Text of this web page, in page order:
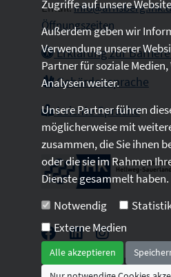
Email:
Öffnungszeiten
Erklärung zur
Gebärdensprache
Leichte Sprache
2026 © All Rights
Zugriffe auf unsere
Außerdem geben wir
Verwendung unserer
Partner für soziale
Analysen weiter.
Unsere Partner führen
möglicherweise mit
zusammen, die Sie ihnen
oder die sie im Rahmen
Dienste gesammelt haben.
Notwendig
Externe Medien
Alle akzeptieren